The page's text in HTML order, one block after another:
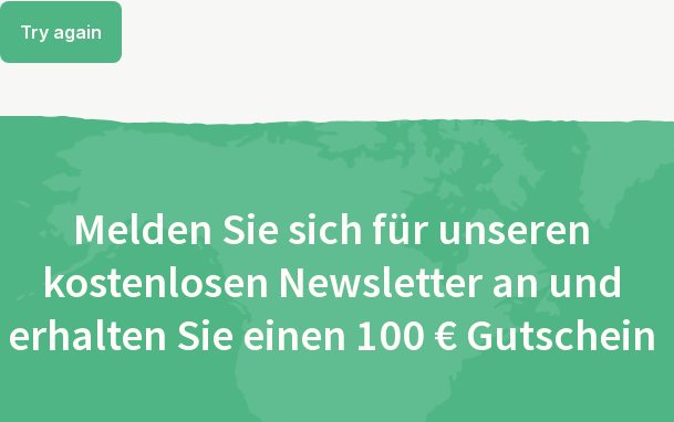
Try again
Melden Sie sich für unseren
kostenlosen Newsletter an und
erhalten Sie einen 100 € Gutschein